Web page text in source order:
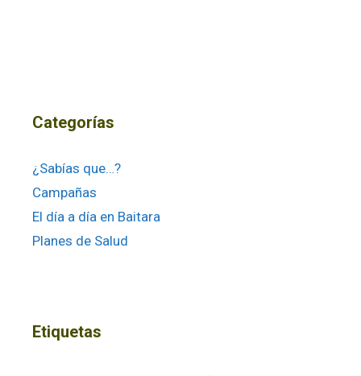
Categorías
¿Sabías que…?
Campañas
El día a día en Baitara
Planes de Salud
Etiquetas